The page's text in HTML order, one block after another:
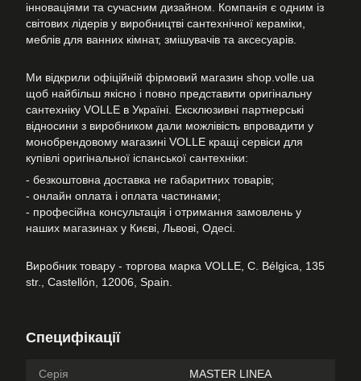
інноваціями та сучасним дизайном. Компанія є одним із
світових лідерів у виробництві сантехнічної кераміки,
меблів для ванних кімнат, змішувачів та аксесуарів.
Ми відкрили офіційній фірмовий магазин shop.volle.ua
щоб найбільш якісно і повно представити оригінальну
сантехніку VOLLE в Україні. Ексклюзивні партнерські
відносини з виробником дали можлівість впровадити у
монобрендовому магазині VOLLE кращі сервіси для
купівлі оригінальної іспанської сантехніки:
- безкоштовна доставка не габаритних товарів;
- онлайн оплата і оплата частинами;
- професійна консультація і отримання замовлень у
наших магазинах у Києві, Львові, Одесі.
Виробник товару - торгова марка VOLLE, C. Bélgica, 135
str., Castellón, 12006, Spain.
Специфікації
Серія MASTER LINEA